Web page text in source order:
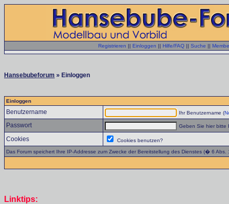
Registrieren || Einloggen || Hilfe/FAQ || Suche ||
Hansebubeforum » Einloggen
Einloggen
Benutzername Ihr Benutzername (
Passwort Geben Sie hier bitte
Cookies
Cookies benutzen?
Das Forum speichert Ihre IP-Addresse zum Zwecke der Bereitstellung des Dienstes (� 6
Linktips: